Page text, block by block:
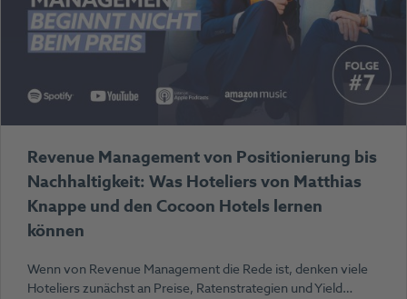
Revenue Management von Positionierung bis
Nachhaltigkeit: Was Hoteliers von Matthias
Knappe und den Cocoon Hotels lernen
können
Wenn von Revenue Management die Rede ist, denken viele
Hoteliers zunächst an Preise, Ratenstrategien und Yield…